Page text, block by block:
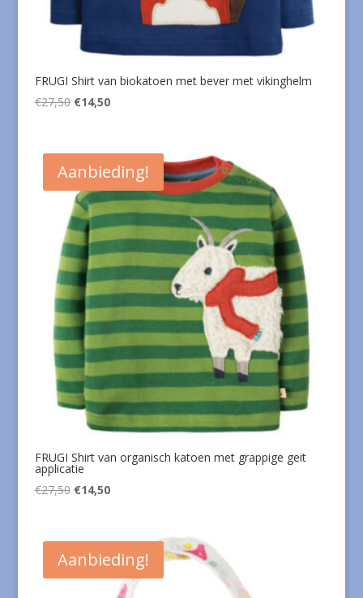
FRUGI Shirt van biokatoen met bever met vikinghelm
€27,50 Oorspronkelijke
€27,50.
€14,50Huidige
€14,50.
Aanbieding!
FRUGI Shirt van organisch katoen met grappige geit
applicatie
€27,50 Oorspronkelijke
€27,50.
€14,50Huidige
€14,50.
Aanbieding!